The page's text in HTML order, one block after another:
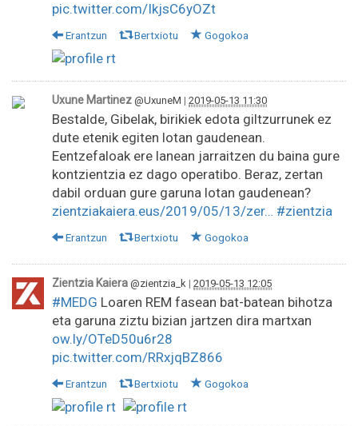
pic.twitter.com/IkjsC6yOZt
Erantzun Bertxiotu Gogokoa
Uxune Martinez @UxuneM | 2019-05-13 11:30
Bestalde, Gibelak, birikiek edota giltzurrunek ez
dute etenik egiten lotan gaudenean.
Eentzefaloak ere lanean jarraitzen du baina gure
kontzientzia ez dago operatibo. Beraz, zertan
dabil orduan gure garuna lotan gaudenean?
zientziakaiera.eus/2019/05/13/zer… #zientzia
Erantzun Bertxiotu Gogokoa
Zientzia Kaiera @zientzia_k | 2019-05-13 12:05
#MEDG Loaren REM fasean bat-batean bihotza
eta garuna ziztu bizian jartzen dira martxan
ow.ly/OTeD50u6r28
pic.twitter.com/RRxjqBZ866
Erantzun Bertxiotu Gogokoa